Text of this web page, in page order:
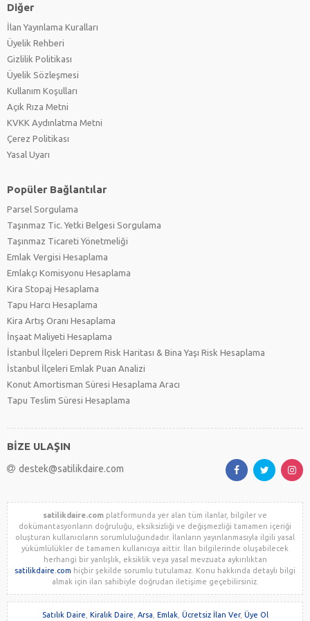
Diğer
İlan Yayınlama Kuralları
Üyelik Rehberi
Gizlilik Politikası
Üyelik Sözleşmesi
Kullanım Koşulları
Açık Rıza Metni
KVKK Aydınlatma Metni
Çerez Politikası
Yasal Uyarı
Popüler Bağlantılar
Parsel Sorgulama
Taşınmaz Tic. Yetki Belgesi Sorgulama
Taşınmaz Ticareti Yönetmeliği
Emlak Vergisi Hesaplama
Emlakçı Komisyonu Hesaplama
Kira Stopaj Hesaplama
Tapu Harcı Hesaplama
Kira Artış Oranı Hesaplama
İnşaat Maliyeti Hesaplama
İstanbul İlçeleri Deprem Risk Haritası & Bina Yaşı Risk Hesaplama
İstanbul İlçeleri Emlak Puan Analizi
Konut Amortisman Süresi Hesaplama Aracı
Tapu Teslim Süresi Hesaplama
BİZE ULAŞIN
destek@satilikdaire.com
satilikdaire.com platformunda yer alan tüm ilanlar, bilgiler ve
dokümantasyonların doğruluğu, eksiksizliği ve değişmezliği tamamen içeriği
oluşturan kullanıcıların sorumluluğundadır. İlanların yayınlanmasıyla ilgili yasal
yükümlülükler de tamamen kullanıcıya aittir. İlan bilgilerinde oluşabilecek
herhangi bir yanlışlık, eksiklik veya yasal mevzuata aykırılıktan
satilikdaire.com hiçbir şekilde sorumlu tutulamaz. Konu hakkında detaylı bilgi
almak için ilan sahibiyle doğrudan iletişime geçebilirsiniz.
Satılık Daire Kiralık Daire Arsa Emlak Ücretsiz İlan Ver, Üye Ol